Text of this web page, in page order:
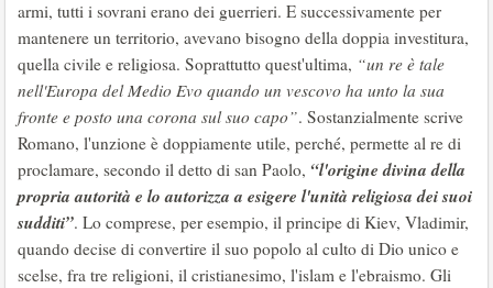
armi, tutti i sovrani erano dei guerrieri. E successivamente per
mantenere un territorio, avevano bisogno della doppia investitura,
quella civile e religiosa. Soprattutto quest'ultima, “un re è tale
nell'Europa del Medio Evo quando un vescovo ha unto la sua
fronte e posto una corona sul suo capo”. Sostanzialmente scrive
Romano, l'unzione è doppiamente utile, perché, permette al re di
proclamare, secondo il detto di san Paolo, “l'origine divina della
propria autorità e lo autorizza a esigere l'unità religiosa dei suoi
sudditi”. Lo comprese, per esempio, il principe di Kiev, Vladimir,
quando decise di convertire il suo popolo al culto di Dio unico e
scelse, fra tre religioni, il cristianesimo, l'islam e l'ebraismo. Gli